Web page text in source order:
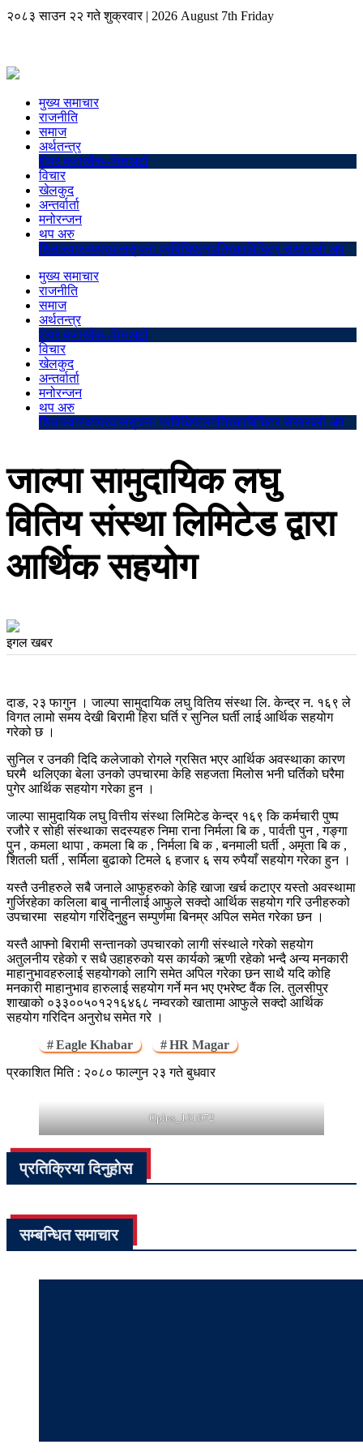
२०८३ साउन २२ गते शुक्रवार | 2026 August 7th Friday
मुख्य समाचार
राजनीति
समाज
अर्थतन्त्र
शेयर बजारबैंक–वित्तअटो
विचार
खेलकुद
अन्तर्वार्ता
मनोरन्जन
थप अरु
शिक्षास्वास्थ्यप्रवाससुचना प्रविधिपत्रपत्रिकाबिचित्र संसारब्लो अप
मुख्य समाचार
राजनीति
समाज
अर्थतन्त्र
शेयर बजारबैंक–वित्तअटो
विचार
खेलकुद
अन्तर्वार्ता
मनोरन्जन
थप अरु
शिक्षास्वास्थ्यप्रवाससुचना प्रविधिपत्रपत्रिकाबिचित्र संसारब्लो अप
जाल्पा सामुदायिक लघु
वितिय संस्था लिमिटेड द्वारा
आर्थिक सहयोग
इगल खबर
दाङ, २३ फागुन । जाल्पा सामुदायिक लघु वितिय संस्था लि. केन्द्र न. १६९ ले
विगत लामो समय देखी बिरामी हिरा घर्ति र सुनिल घर्ती लाई आर्थिक सहयोग
गरेको छ ।
सुनिल र उनकी दिदि कलेजाको रोगले ग्रसित भएर आर्थिक अवस्थाका कारण
घरमै थलिएका बेला उनको उपचारमा केहि सहजता मिलोस भनी घर्तिको घरैमा
पुगेर आर्थिक सहयोग गरेका हुन ।
जाल्पा सामुदायिक लघु वित्तीय संस्था लिमिटेड केन्द्र १६९ कि कर्मचारी पुष्प
रजौरे र सोही संस्थाका सदस्यहरु निमा राना निर्मला बि क , पार्वती पुन , गङ्गा
पुन , कमला थापा , कमला बि क , निर्मला बि क , बनमाली घर्ती , अमृता बि क ,
शितली घर्ती , सर्मिला बुढाको टिमले ६ हजार ६ सय रुपैयाँ सहयोग गरेका हुन ।
यस्तै उनीहरुले सबै जनाले आफुहरुको केहि खाजा खर्च कटाएर यस्तो अवस्थामा
गुर्जिरहेका कलिला बाबु नानीलाई आफुले सक्दो आर्थिक सहयोग गरि उनीहरुको
उपचारमा सहयोग गरिदिनुहुन सम्पुर्णमा बिनम्र अपिल समेत गरेका छन ।
यस्तै आफ्नो बिरामी सन्तानको उपचारको लागी संस्थाले गरेको सहयोग
अतुलनीय रहेको र सधै उहाहरुको यस कार्यको ऋणी रहेको भन्दै अन्य मनकारी
माहानुभावहरुलाई सहयोगको लागि समेत अपिल गरेका छन साथै यदि कोहि
मनकारी माहानुभाव हारुलाई सहयोग गर्ने मन भए एभरेष्ट वैंक लि. तुलसीपुर
शाखाको ०३३००५०१२१६४६८ नम्वरको खातामा आफुले सक्दो आर्थिक
सहयोग गरिदिन अनुरोध समेत गरे ।
Eagle Khabar
HR Magar
प्रकाशित मिति : २०८० फाल्गुन २३ गते बुधवार
Oplus_131072
प्रतिक्रिया दिनुहोस
सम्बन्धित समाचार